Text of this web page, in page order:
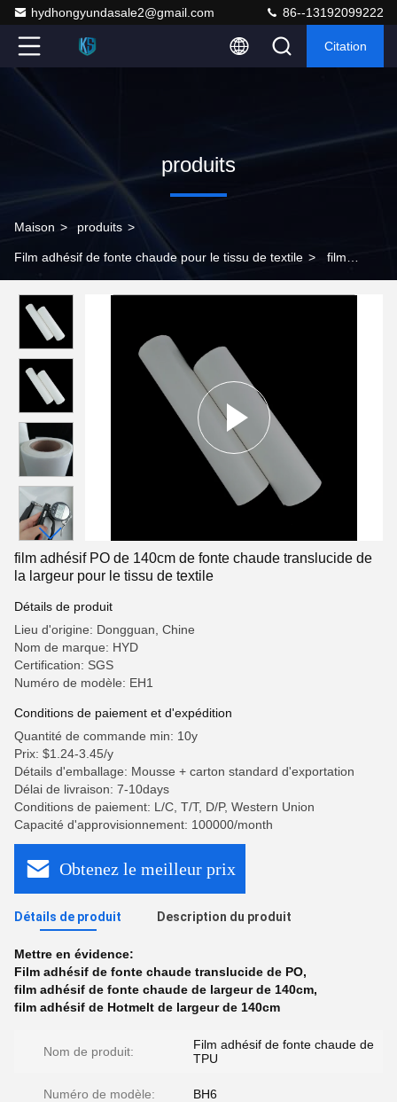
hydhongyundasale2@gmail.com 86--13192099222
Citation
produits
Maison > produits >
Film adhésif de fonte chaude pour le tissu de textile > film
pour le tissu de textile
film adhésif PO de 140cm de fonte chaude translucide de
la largeur pour le tissu de textile
Détails de produit
Lieu d'origine: Dongguan, Chine
Nom de marque: HYD
Certification: SGS
Numéro de modèle: EH1
Conditions de paiement et d'expédition
Quantité de commande min: 10y
Prix: $1.24-3.45/y
Détails d'emballage: Mousse + carton standard d'exportation
Délai de livraison: 7-10days
Conditions de paiement: L/C, T/T, D/P, Western Union
Capacité d'approvisionnement: 100000/month
Obtenez le meilleur prix
Détails de produit Description du produit
Mettre en évidence:
Film adhésif de fonte chaude translucide de PO,
film adhésif de fonte chaude de largeur de 140cm,
film adhésif de Hotmelt de largeur de 140cm
Nom de produit:
Film adhésif de fonte chaude de
TPU
Numéro de modèle: BH6